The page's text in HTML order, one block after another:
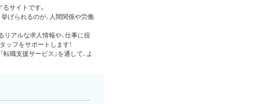
サイトです。
げられるのが、人間関係や労働
リアルな求人情報や、仕事に役
ッフをサポートします！
職支援サービス」を通して、よ